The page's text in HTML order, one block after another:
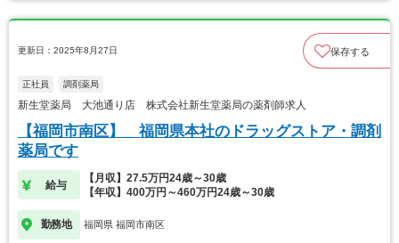
更新日：2025年8月27日 保存する
正社員 調剤薬局
新生堂薬局 大池通り店 株式会社新生堂薬局の薬剤師求人
【福岡市南区】 福岡県本社のドラッグストア・調剤
薬局です
給与
【月収】27.5万円24歳～30歳
【年収】400万円～460万円24歳～30歳
勤務地 福岡県 福岡市南区